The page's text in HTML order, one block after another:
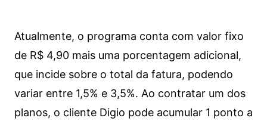
Atualmente, o programa conta com valor fixo
de R$ 4,90 mais uma porcentagem adicional,
que incide sobre o total da fatura, podendo
variar entre 1,5% e 3,5%. Ao contratar um dos
planos, o cliente Digio pode acumular 1 ponto a